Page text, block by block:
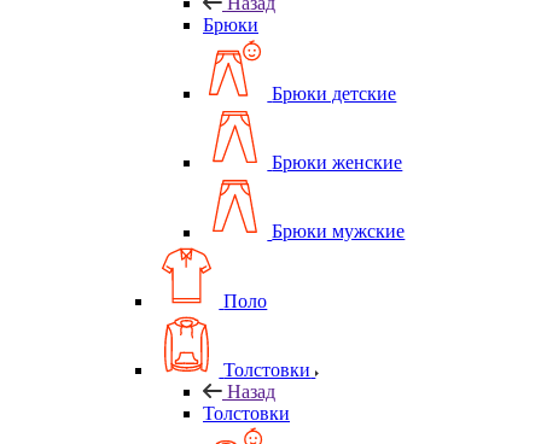
Брюки
Брюки детские
Брюки женские
Брюки мужские
Поло
Толстовки
Назад
Толстовки